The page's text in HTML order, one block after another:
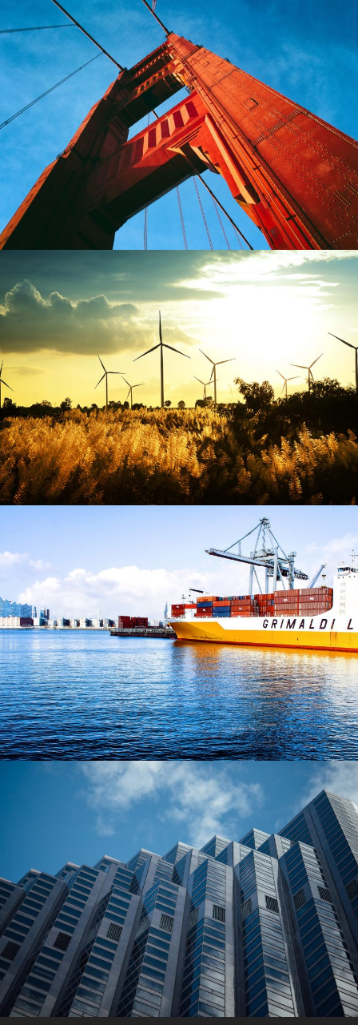
SANFRAN CISCO BRIDGE
Bridge / Engineering
HAMBURG WIND ENERGY PLANT
Energy / System
SINGAPORE LOGISTIC PORT
Logistic / Port
BERLIN CENTRAL BANK
Bank Constructions